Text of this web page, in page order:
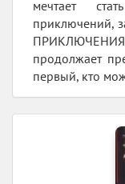
мечтает
приключений,
продолжает
первый, кто